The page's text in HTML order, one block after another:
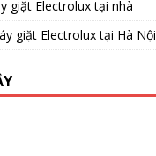
giặt Electrolux tại nhà
giặt Electrolux tại Hà Nội